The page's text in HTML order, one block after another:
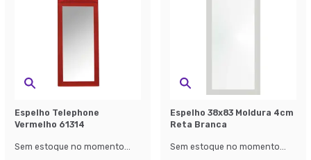
Espelho Telephone
Vermelho 61314
Sem estoque no momento...
Espelho 38x83 Moldura 4cm
Reta Branca
Sem estoque no momento...